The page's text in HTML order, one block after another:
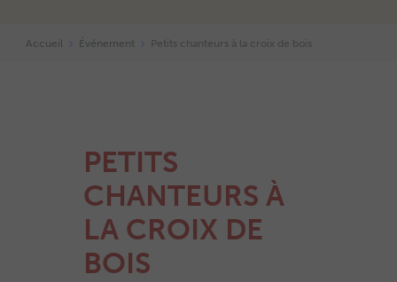
Accueil Événement Petits chanteurs à la croix de bois
PETITS
CHANTEURS À
LA CROIX DE
BOIS